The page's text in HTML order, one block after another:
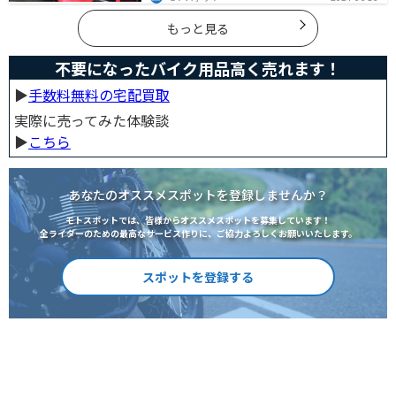
は、安全に楽しむために必要な知識やグッズをまとめま
した。しっかりと準備して愛犬とバイクライフを満喫し
ましょう！
もっと見る
不要になったバイク用品高く売れます！
▶︎手数料無料の宅配買取
実際に売ってみた体験談
▶︎こちら
あなたのオススメスポットを登録しませんか？
モトスポットでは、皆様からオススメスポットを募集しています！
全ライダーのための最高なサービス作りに、ご協力よろしくお願いいたします。
スポットを登録する